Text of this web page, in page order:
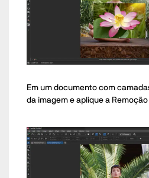
Em um documento com
da imagem e aplique a